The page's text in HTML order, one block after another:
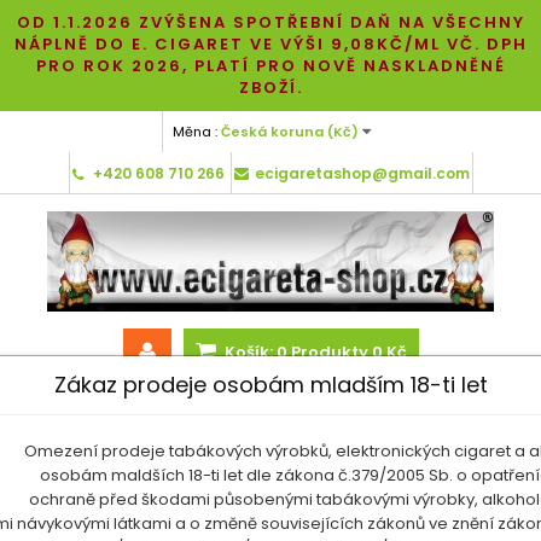
OD 1.1.2026 ZVÝŠENA SPOTŘEBNÍ DAŇ NA VŠECHNY
NÁPLNĚ DO E. CIGARET VE VÝŠI 9,08KČ/ML VČ. DPH
PRO ROK 2026, PLATÍ PRO NOVĚ NASKLADNĚNÉ
ZBOŽÍ.
Měna : Česká koruna (Kč)
+420 608 710 266 ecigaretashop@gmail.com
Košík:0Produkty0 Kč
Zákaz prodeje osobám mladším 18-ti let
Omezení prodeje tabákových výrobků, elektronických cigaret a
osobám maldších 18-ti let dle zákona č.379/2005 Sb. o
ochraně před škodami působenými tabákovými výrobky,
návykovými látkami a o změně souvisejících zákonů ve znění
MENU